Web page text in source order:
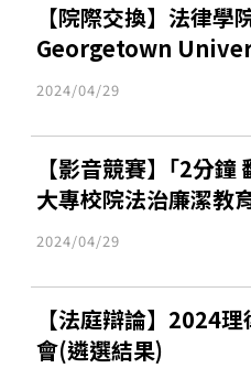
【院際交換】法律
Georgetown
2024/04/29
【影音競賽】｢2分
大專校院法治廉潔教
2024/04/29
【法庭辯論】2024
會(遴選結果)